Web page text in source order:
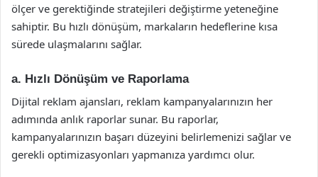
ölçer ve gerektiğinde stratejileri değiştirme yeteneğine
sahiptir. Bu hızlı dönüşüm, markaların hedeflerine kısa
sürede ulaşmalarını sağlar.
a. Hızlı Dönüşüm ve Raporlama
Dijital reklam ajansları, reklam kampanyalarınızın her
adımında anlık raporlar sunar. Bu raporlar,
kampanyalarınızın başarı düzeyini belirlemenizi sağlar ve
gerekli optimizasyonları yapmanıza yardımcı olur.